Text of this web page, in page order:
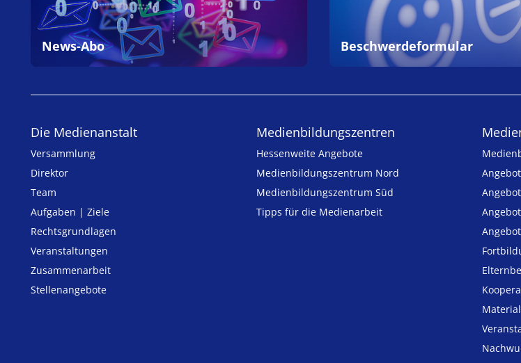
News-Abo Beschwerdeformular
Die Medienanstalt
Versammlung
Direktor
Team
Aufgaben | Ziele
Rechtsgrundlagen
Veranstaltungen
Zusammenarbeit
Stellenangebote
Medien­bildungs­zentren
Hessenweite Angebote
Medienbildungszentrum Nord
Medienbildungszentrum Süd
Tipps für die Medienarbeit
Material